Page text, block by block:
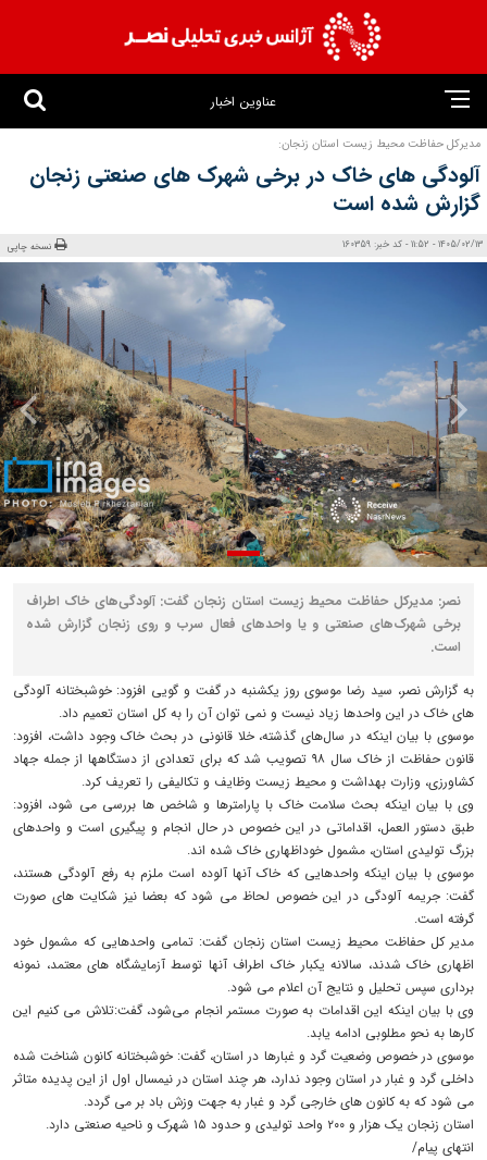
عناوین اخبار
مدیرکل حفاظت محیط زیست استان زنجان:
آلودگی‌ های خاک در برخی شهرک‌ های صنعتی زنجان
گزارش شده است
1405/02/13 - 11:52 - کد خبر: 160359 نسخه چاپی
نصر: مدیرکل حفاظت محیط زیست استان زنجان گفت: آلودگی‌های خاک اطراف
برخی شهرک‌های صنعتی و یا واحدهای فعال سرب و روی زنجان گزارش شده
است.
به گزارش نصر، سید رضا موسوی روز یکشنبه در گفت و گویی افزود: خوشبختانه آلودگی
های خاک در این واحدها زیاد نیست و نمی توان آن را به کل استان تعمیم داد.
موسوی با بیان اینکه در سال‌های گذشته، خلا قانونی در بحث خاک وجود داشت، افزود:
قانون حفاظت از خاک سال ۹۸ تصویب شد که برای تعدادی از دستگاهها از جمله جهاد
کشاورزی، وزارت بهداشت و محیط زیست وظایف و تکالیفی را تعریف کرد.
وی با بیان اینکه بحث سلامت خاک با پارامترها و شاخص ها بررسی می شود، افزود:
طبق دستور العمل، اقداماتی در این خصوص در حال انجام و پیگیری است و واحدهای
بزرگ تولیدی استان، مشمول خوداظهاری خاک شده اند.
موسوی با بیان اینکه واحدهایی که خاک آنها آلوده است ملزم به رفع آلودگی هستند،
گفت: جریمه آلودگی در این خصوص لحاظ می شود که بعضا نیز شکایت های صورت
گرفته است.
مدیر کل حفاظت محیط زیست استان زنجان گفت: تمامی واحدهایی که مشمول خود
اظهاری خاک شدند، سالانه یکبار خاک اطراف آنها توسط آزمایشگاه های معتمد، نمونه
برداری سپس تحلیل و نتایج آن اعلام می شود.
وی با بیان اینکه این اقدامات به صورت مستمر انجام می‌شود، گفت:تلاش می کنیم این
کارها به نحو مطلوبی ادامه یابد.
موسوی در خصوص وضعیت گرد و غبارها در استان، گفت: خوشبختانه کانون شناخت شده
داخلی گرد و غبار در استان وجود ندارد، هر چند استان در نیمسال اول از این پدیده متاثر
می شود که به کانون های خارجی گرد و غبار به جهت وزش باد بر می گردد.
استان زنجان یک هزار و ۲۰۰ واحد تولیدی و حدود ۱۵ شهرک و ناحیه صنعتی دارد.
انتهای پیام/